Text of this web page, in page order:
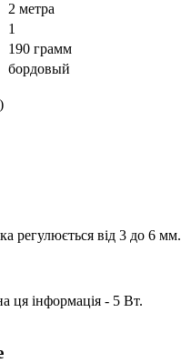
2 метра
1
190 грамм
бордовый
регулюється від 3 до 6 мм.
ця інформація - 5 Вт.